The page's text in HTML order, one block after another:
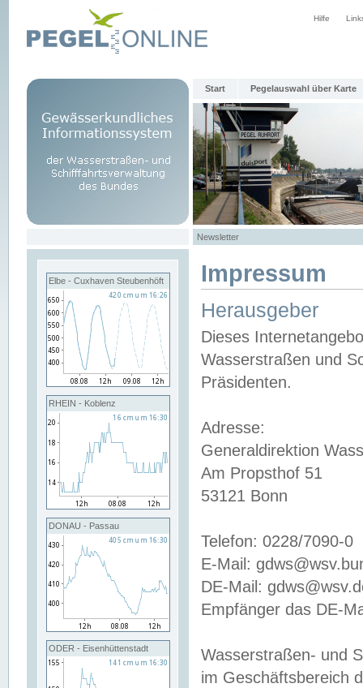
Hilfe
Start Pegelauswahl über Karte
Newsletter
Elbe - Cuxhaven Steubenhöft
RHEIN - Koblenz
DONAU - Passau
ODER - Eisenhüttenstadt
Impressum
Herausgeber
Dieses
Wasserstraßen und
Präsidenten.
Adresse:
Generaldirektion
Am Propsthof 51
53121 Bonn
Telefon: 0228/7090-0
E-Mail:
DE-Mail:
Empfänger das DE-
Wasserstraßen- und
im Geschäftsbereich